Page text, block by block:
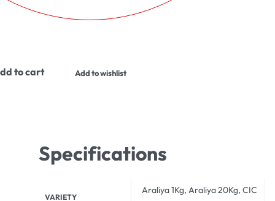
to cart Add to wishlist
Specifications
VARIETY
Araliya 1Kg, Araliya 20Kg, CIC